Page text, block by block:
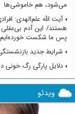
می‌شود، هم خاموشی‌ها
آیت الله علم‌الهدی:
پس ما شکست
شرایط جدید
دلایل پارگی رگ خونی
ویدئو